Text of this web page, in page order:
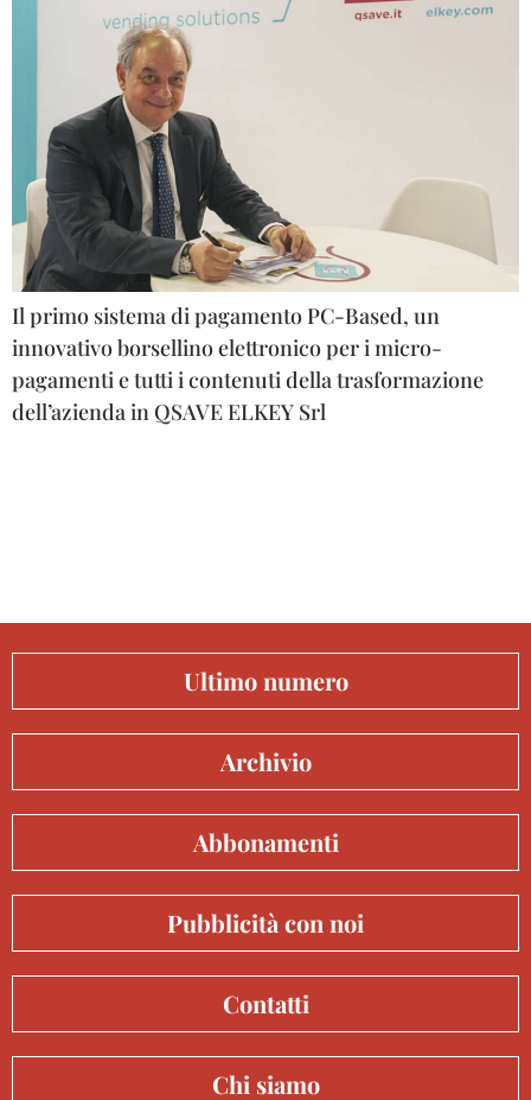
Il primo sistema di pagamento PC-Based, un
innovativo borsellino elettronico per i micro-
pagamenti e tutti i contenuti della trasformazione
dell’azienda in QSAVE ELKEY Srl
Ultimo numero
Archivio
Abbonamenti
Pubblicità con noi
Contatti
Chi siamo